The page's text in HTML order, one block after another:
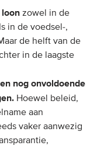
loon zowel in de
in de voedsel-,
de helft van de
in de laagste
nog onvoldoende
Hoewel beleid,
aan
vaker aanwezig